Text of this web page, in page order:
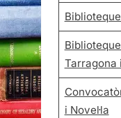
Tarragona
i Novel·la